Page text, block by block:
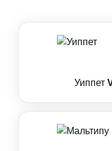
Уиппет